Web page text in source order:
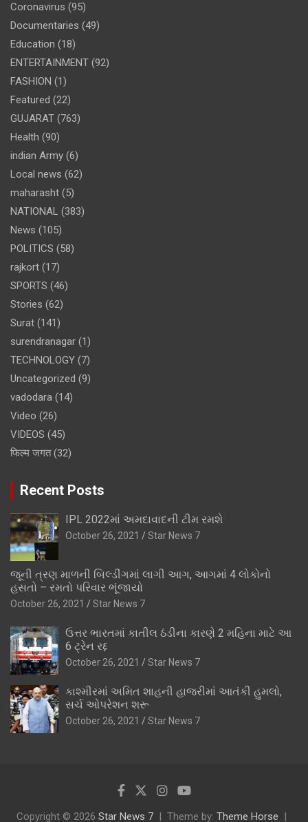
Coronavirus (95)
Documentaries (49)
Education (18)
ENTERTAINMENT (92)
FASHION (1)
Featured (22)
GUJARAT (763)
Health (90)
indian Army (6)
Local news (62)
maharasht (5)
NATIONAL (383)
News (105)
POLITICS (58)
rajkort (17)
SPORTS (46)
Stories (62)
Surat (141)
surendranagar (1)
TECHNOLOGY (7)
Uncategorized (9)
vadodara (14)
Video (26)
VIDEOS (45)
फिल्म जगत(32)
Recent Posts
IPL 2022માં અમદાવાદની ટીમ રમશે
October 26, 2021 Star News 7
જૂની ત્રણ માળની બિલ્ડીંગમાં લાગી આગ, આગમાં 4 લોકોનો
હસતો – રમતો પરિવાર ભૂંજાયો
October 26, 2021 Star News 7
ઉત્તર ભારતમાં કાતીલ ઠંડીના કારણે 2 મહિના માટે આ
6 ટ્રેન રદ્દ
October 26, 2021 Star News 7
કાશ્મીરમાં અમિત શાહની હાજરીમાં આતંકી હુમલો,
સર્ચ ઓપરેશન શરૂ
October 26, 2021 Star News 7
Copyright © 2026 Star News 7 Theme by: Theme Horse